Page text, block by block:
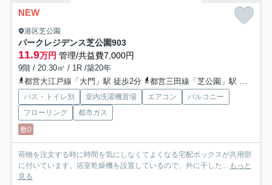
NEW
港区芝公園
パークレジデンス芝公園903
11.9万円 管理/共益費7,000円
9階 / 20.30㎡ / 1R /築20年
都営大江戸線「大門」駅 徒歩2分
都営三田線「芝公園」駅 徒歩6分
バス・トイレ別 室内洗濯機置場 エアコン
バルコニー
フローリング
都市ガス
敷0
荷物を注文する時に時間を気にしなくてよくなる宅配ボックスが共用部
に付いています。浴室乾燥機を設置しているので、外に干した...
もっと
見る